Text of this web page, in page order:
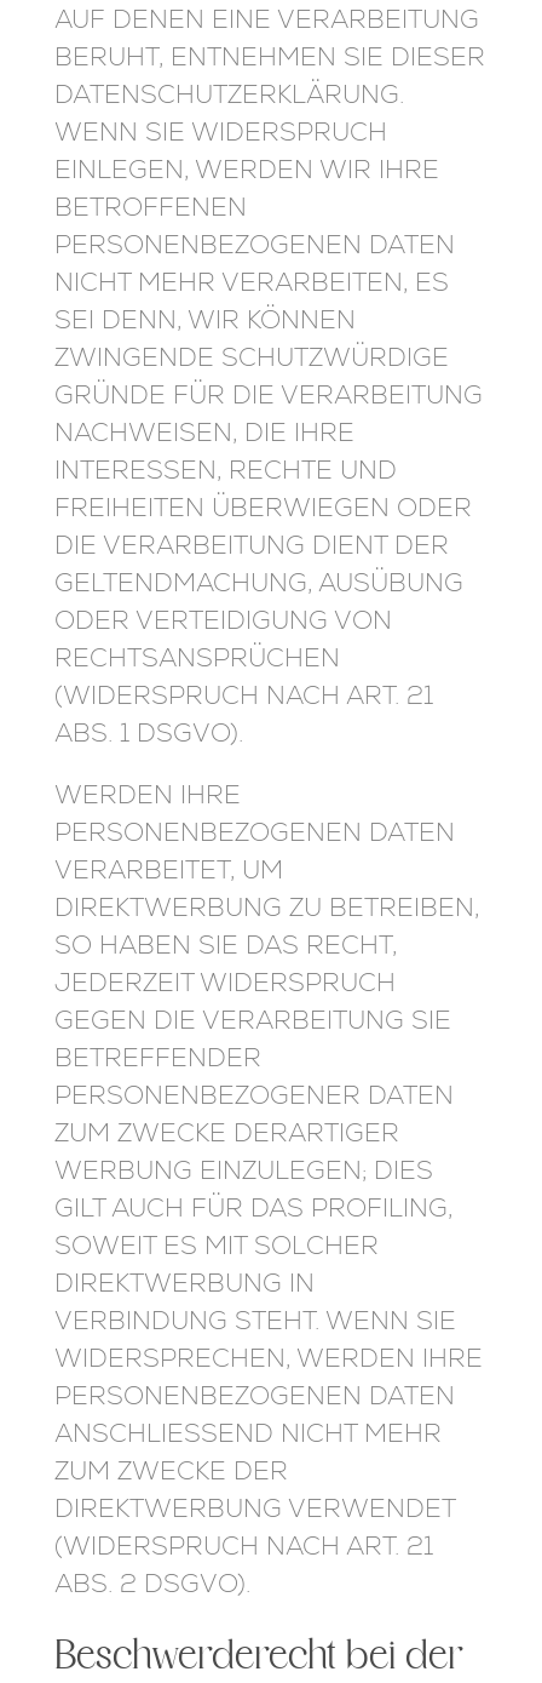
AUF DENEN EINE VERARBEITUNG
BERUHT, ENTNEHMEN SIE DIESER
DATENSCHUTZERKLÄRUNG.
WENN SIE WIDERSPRUCH
EINLEGEN, WERDEN WIR IHRE
BETROFFENEN
PERSONENBEZOGENEN DATEN
NICHT MEHR VERARBEITEN, ES
SEI DENN, WIR KÖNNEN
ZWINGENDE SCHUTZWÜRDIGE
GRÜNDE FÜR DIE VERARBEITUNG
NACHWEISEN, DIE IHRE
INTERESSEN, RECHTE UND
FREIHEITEN ÜBERWIEGEN ODER
DIE VERARBEITUNG DIENT DER
GELTENDMACHUNG, AUSÜBUNG
ODER VERTEIDIGUNG VON
RECHTSANSPRÜCHEN
(WIDERSPRUCH NACH ART. 21
ABS. 1 DSGVO).
WERDEN IHRE
PERSONENBEZOGENEN DATEN
VERARBEITET, UM
DIREKTWERBUNG ZU BETREIBEN,
SO HABEN SIE DAS RECHT,
JEDERZEIT WIDERSPRUCH
GEGEN DIE VERARBEITUNG SIE
BETREFFENDER
PERSONENBEZOGENER DATEN
ZUM ZWECKE DERARTIGER
WERBUNG EINZULEGEN; DIES
GILT AUCH FÜR DAS PROFILING,
SOWEIT ES MIT SOLCHER
DIREKTWERBUNG IN
VERBINDUNG STEHT. WENN SIE
WIDERSPRECHEN, WERDEN IHRE
PERSONENBEZOGENEN DATEN
ANSCHLIESSEND NICHT MEHR
ZUM ZWECKE DER
DIREKTWERBUNG VERWENDET
(WIDERSPRUCH NACH ART. 21
ABS. 2 DSGVO).
Beschwerde­recht bei der